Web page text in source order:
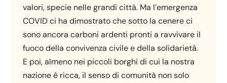
valori, specie nelle grandi città. Ma l’emergenza
COVID ci ha dimostrato che sotto la cenere ci
sono ancora carboni ardenti pronti a ravvivare il
fuoco della convivenza civile e della solidarietà.
E poi, almeno nei piccoli borghi di cui la nostra
nazione è ricca, il senso di comunità non solo